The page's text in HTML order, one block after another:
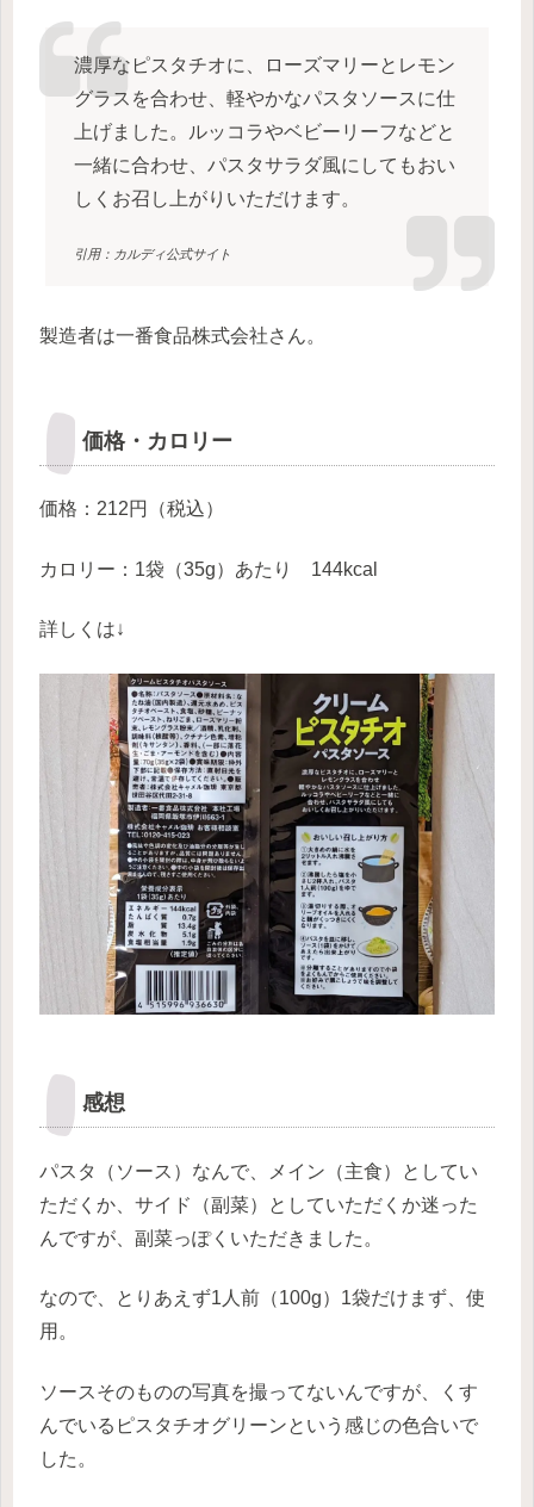
濃厚なピスタチオに、ローズマリーとレモン
グラスを合わせ、軽やかなパスタソースに仕
上げました。ルッコラやベビーリーフなどと
一緒に合わせ、パスタサラダ風にしてもおい
しくお召し上がりいただけます。
引用：カルディ公式サイト
製造者は一番食品株式会社さん。
価格・カロリー
価格：212円（税込）
カロリー：1袋（35g）あたり 144kcal
詳しくは↓
感想
パスタ（ソース）なんで、メイン（主食）としてい
ただくか、サイド（副菜）としていただくか迷った
んですが、副菜っぽくいただきました。
なので、とりあえず1人前（100g）1袋だけまず、使
用。
ソースそのものの写真を撮ってないんですが、くす
んでいるピスタチオグリーンという感じの色合いで
した。